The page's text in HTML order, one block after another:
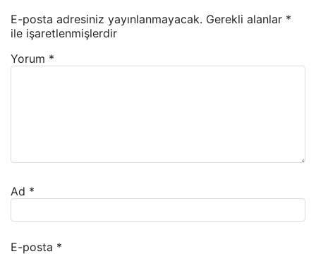
E-posta adresiniz yayınlanmayacak. Gerekli alanlar *
ile işaretlenmişlerdir
Yorum *
Ad *
E-posta *